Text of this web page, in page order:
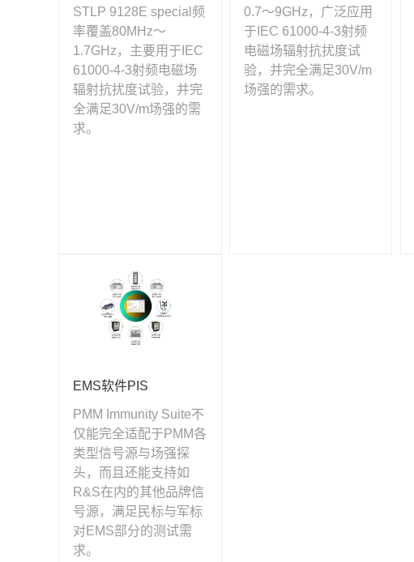
STLP 9128E special频
率覆盖80MHz～
1.7GHz，主要用于IEC
61000-4-3射频电磁场
辐射抗扰度试验，并完
全满足30V/m场强的需
求。
0.7～9GHz，广泛应用
于IEC 61000-4-3射频
电磁场辐射抗扰度试
验，并完全满足30V/m
场强的需求。
EMS软件PIS
PMM Immunity Suite不
仅能完全适配于PMM各
类型信号源与场强探
头，而且还能支持如
R&S在内的其他品牌信
号源，满足民标与军标
对EMS部分的测试需
求。